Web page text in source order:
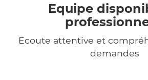
Equipe
Ecoute attentive et
demandes